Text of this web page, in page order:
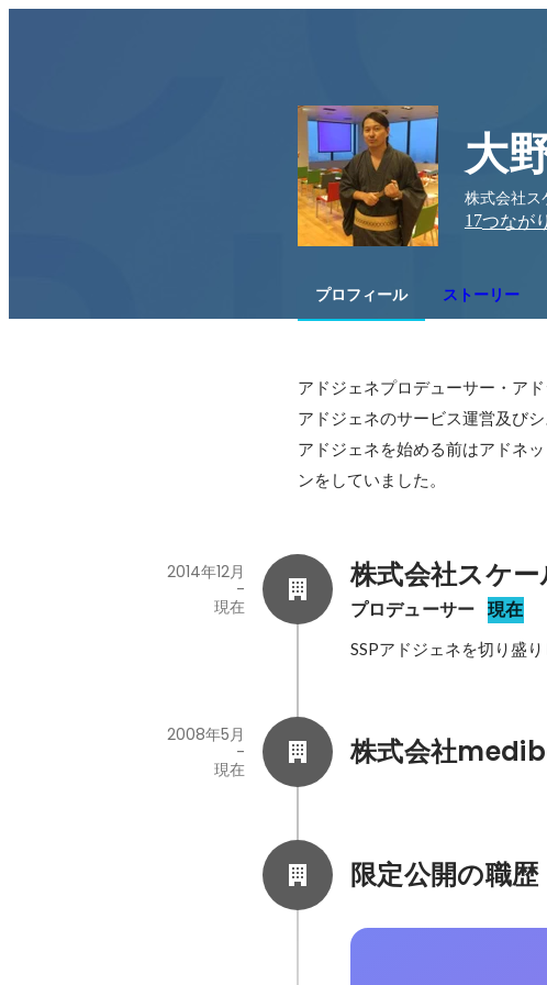
大
株式会社ス
17つながり
プロフィール ストーリー
アドジェネプロデューサー・ア
アドジェネのサービス運営及び
アドジェネを始める前はアドネ
ンをしていました。
株式会社スケー
プロデューサー 現在
2014年12月
-
現在
SSPアドジェネを切り盛り
株式会社
2008年5月
-
現在
限定公開の職歴